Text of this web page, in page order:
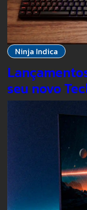
Ninja Indica
seu novo